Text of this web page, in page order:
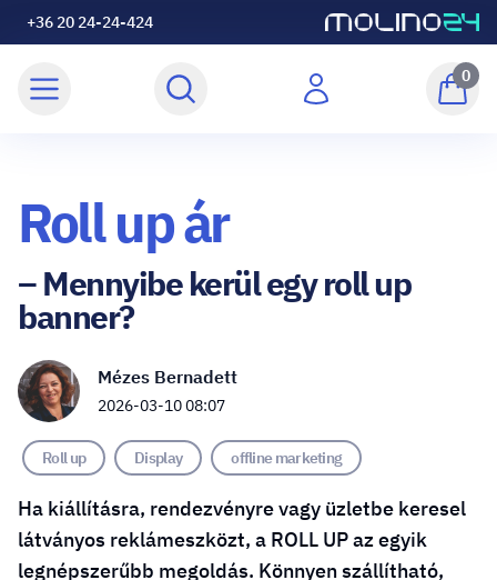
+36 20 24-24-424
0
Roll up ár
– Mennyibe kerül egy roll up
banner?
Mézes Bernadett
2026-03-10 08:07
Roll up Display offline marketing
Ha kiállításra, rendezvényre vagy üzletbe keresel
látványos reklámeszközt, a ROLL UP az egyik
legnépszerűbb megoldás. Könnyen szállítható,